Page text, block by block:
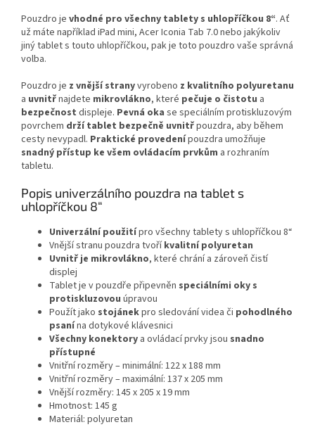
Pouzdro je vhodné pro všechny tablety s uhlopříčkou 8“. Ať
už máte například iPad mini, Acer Iconia Tab 7.0 nebo jakýkoliv
jiný tablet s touto uhlopříčkou, pak je toto pouzdro vaše správná
volba.
Pouzdro je z vnější stranyvyrobeno z kvalitního polyuretanu
a uvnitřnajdete mikrovlákno, které pečuje o čistotu a
bezpečnost displeje. Pevná oka se speciálním protiskluzovým
povrchem drží tablet bezpečně uvnitřpouzdra, aby během
cesty nevypadl. Praktické provedenípouzdra umožňuje
snadný přístup ke všem ovládacím prvkům a rozhraním
tabletu.
Popis univerzálního pouzdra na tablet s
uhlopříčkou 8“
Univerzální použitípro všechny tablety s uhlopříčkou 8“
Vnější stranu pouzdra tvoříkvalitní polyuretan
Uvnitř je mikrovlákno, které chrání a zároveň čistí
displej
Tablet je v pouzdře připevněn speciálními oky s
protiskluzovou úpravou
Použít jako stojánekpro sledování videa či pohodlného
psanína dotykové klávesnici
Všechny konektory a ovládací prvky jsou snadno
přístupné
Vnitřní rozměry – minimální: 122 x 188 mm
Vnitřní rozměry – maximální: 137 x 205 mm
Vnější rozměry: 145 x 205 x 19 mm
Hmotnost: 145 g
Materiál: polyuretan